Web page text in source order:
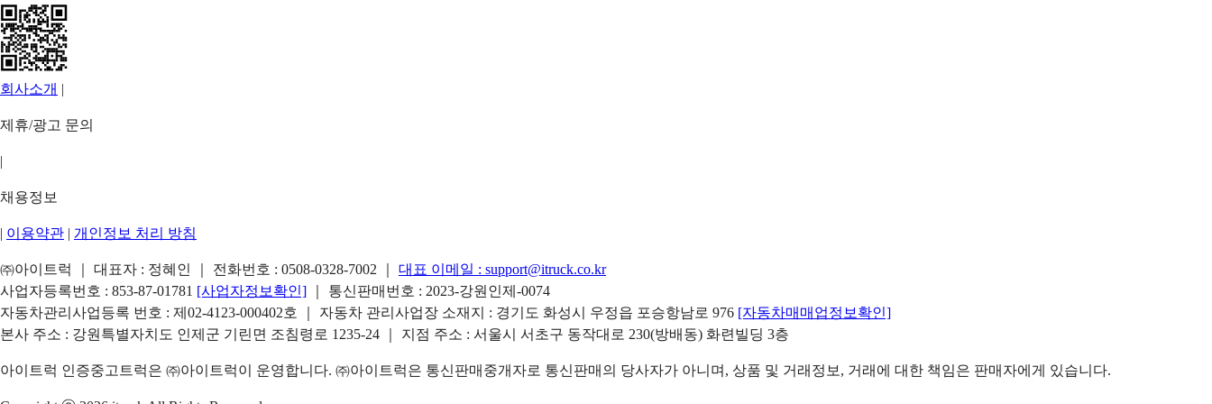
회사소개 |
제휴/광고 문의
|
채용정보
| 이용약관 | 개인정보 처리 방침
㈜아이트럭 ｜ 대표자 : 정혜인 ｜ 전화번호 : 0508-0328-7002 대표 이메일 : support@itruck.co.kr
사업자등록번호 : 853-87-01781 [사업자정보확인]
｜ 통신판매번호 : 2023-강원인제-0074
자동차관리사업등록 번호 : 제02-4123-000402호 ｜ 자동차 관리사업장 소재지 : 경기도 화성시 우정읍 포승항남로 976 [자동차매매업정보확인]
본사 주소 : 강원특별자치도 인제군 기린면 조침령로 1235-24 ｜ 지점 주소 : 서울시 서초구 동작대로 230(방배동) 화련빌딩 3층
아이트럭 인증중고트럭은 ㈜아이트럭이 운영합니다. ㈜아이트럭은 통신판매중개자로 통신판매의 당사자가 아니며, 상품 및 거래정보, 거래에 대한 책임은 판매자에게 있습니다.